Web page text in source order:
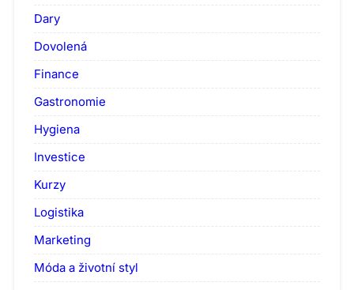
Dary
Dovolená
Finance
Gastronomie
Hygiena
Investice
Kurzy
Logistika
Marketing
Móda a životní styl